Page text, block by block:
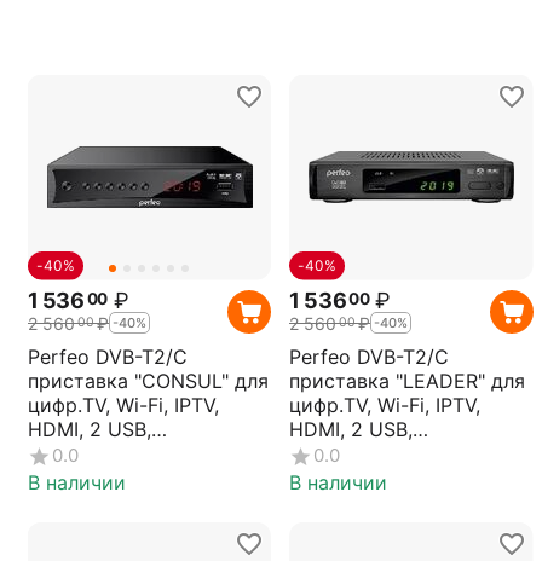
-40%
1 53600 ₽
2 56000₽ -40%
Perfeo DVB-T2/C
приставка "CONSUL" для
цифр.TV, Wi-Fi, IPTV,
HDMI, 2 USB,
DolbyDigital, пульт ДУ
0.0
В наличии
-40%
1 53600 ₽
2 56000₽ -40%
Perfeo DVB-T2/C
приставка "LEADER" для
цифр.TV, Wi-Fi, IPTV,
HDMI, 2 USB,
DolbyDigital, пульт ДУ
0.0
В наличии